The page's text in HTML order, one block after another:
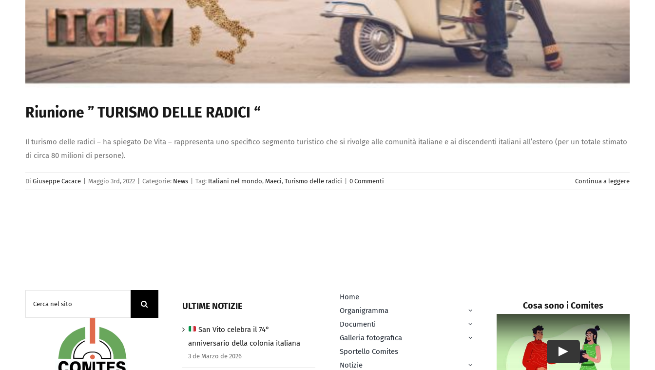
Riunione ” TURISMO DELLE RADICI “
Il turismo delle radici – ha spiegato De Vita – rappresenta uno specifico segmento turistico che si rivolge alle comunità italiane e ai discendenti italiani all’estero (per un totale stimato
di circa 80 milioni di persone).
Di Giuseppe Cacace Maggio 3rd, 2022 Categorie: News Tag: Italiani nel mondo, Maeci, Turismo delle radici 0 Commenti Continua a leggere
ULTIME NOTIZIE
San Vito celebra il 74°
anniversario della colonia italiana
3 de Marzo de 2026
Home
Organigramma
Documenti
Galleria fotografica
Sportello Comites
Notizie
Cosa sono i Comites
Play